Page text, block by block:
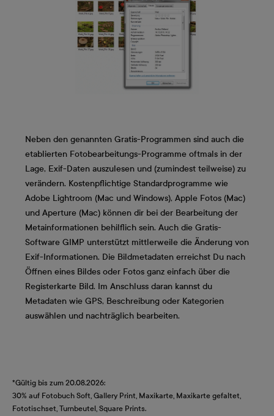
Neben den genannten Gratis-Programmen sind auch die
etablierten Fotobearbeitungs-Programme oftmals in der
Lage, Exif-Daten auszulesen und (zumindest teilweise) zu
verändern. Kostenpflichtige Standardprogramme wie
Adobe Lightroom (Mac und Windows), Apple Fotos (Mac)
und Aperture (Mac) können dir bei der Bearbeitung der
Metainformationen behilflich sein. Auch die Gratis-
Software GIMP unterstützt mittlerweile die Änderung von
Exif-Informationen. Die Bildmetadaten erreichst Du nach
Öffnen eines Bildes oder Fotos ganz einfach über die
Registerkarte Bild. Im Anschluss daran kannst du
Metadaten wie GPS, Beschreibung oder Kategorien
auswählen und nachträglich bearbeiten.
*Gültig bis zum 20.08.2026:
30% auf Fotobuch Soft, Gallery Print, Maxikarte, Maxikarte gefaltet,
Fototischset, Turnbeutel, Square Prints.